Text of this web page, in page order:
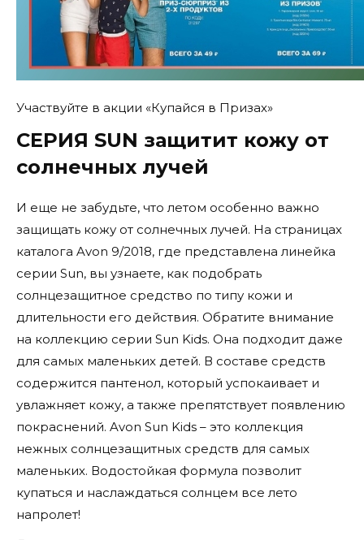
Участвуйте в акции «Купайся в Призах»
СЕРИЯ SUN защитит кожу от
солнечных лучей
И еще не забудьте, что летом особенно важно
защищать кожу от солнечных лучей. На страницах
каталога Avon 9/2018, где представлена линейка
серии Sun, вы узнаете, как подобрать
солнцезащитное средство по типу кожи и
длительности его действия. Обратите внимание
на коллекцию серии Sun Kids. Она подходит даже
для самых маленьких детей. В составе средств
содержится пантенол, который успокаивает и
увлажняет кожу, а также препятствует появлению
покраснений. Avon Sun Kids – это коллекция
нежных солнцезащитных средств для самых
маленьких. Водостойкая формула позволит
купаться и наслаждаться солнцем все лето
напролет!